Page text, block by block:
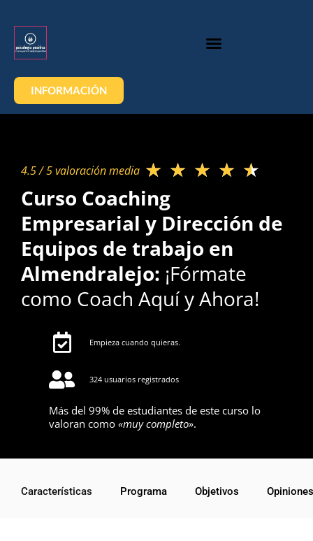
INFORMACIÓN
4.5 / 5 valoración media​ ★ ★ ★ ★ ★
Curso Coaching
Empresarial y Dirección de
Equipos de trabajo en
Almendralejo: ¡Fórmate
como Coach Aquí y Ahora!
Empieza cuando quieras.
324 usuarios registrados
Más del 99% de estudiantes de este curso lo
valoran como «muy completo».
Características Programa Objetivos Opiniones